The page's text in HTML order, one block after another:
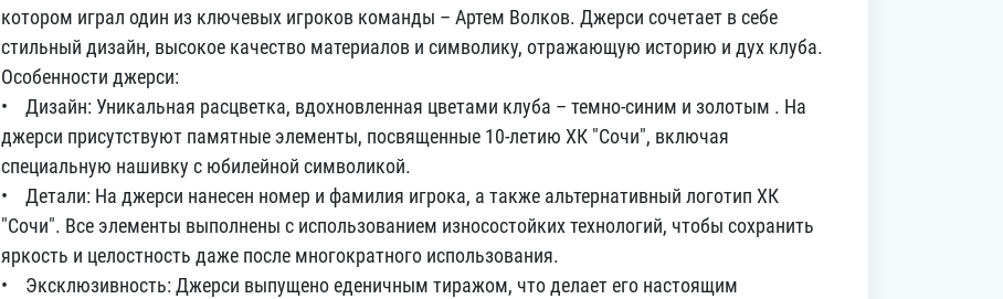
котором играл один из ключевых игроков команды – Артем Волков. Джерси сочетает в себе
стильный дизайн, высокое качество материалов и символику, отражающую историю и дух клуба.
Особенности джерси:
• Дизайн: Уникальная расцветка, вдохновленная цветами клуба – темно-синим и золотым . На
джерси присутствуют памятные элементы, посвященные 10-летию ХК "Сочи", включая
специальную нашивку с юбилейной символикой.
• Детали: На джерси нанесен номер и фамилия игрока, а также альтернативный логотип ХК
"Сочи". Все элементы выполнены с использованием износостойких технологий, чтобы сохранить
яркость и целостность даже после многократного использования.
• Эксклюзивность: Джерси выпущено еденичным тиражом, что делает его настоящим